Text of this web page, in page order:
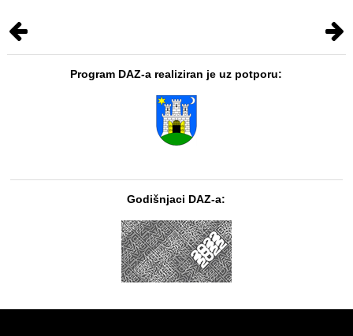
Program DAZ-a realiziran je uz potporu:
Godišnjaci DAZ-a: